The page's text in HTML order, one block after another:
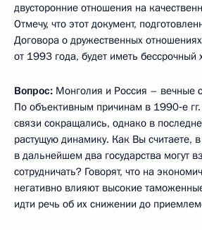
двусторонние отношения на
Отмечу, что этот документ,
Договора о дружественных
от 1993 года, будет иметь бессрочный
Вопрос: Монголия и Россия – вечные
По объективным причинам в 1990‑е
связи сокращались, однако в
растущую динамику. Как Вы считаете,
в дальнейшем два государства могут
сотрудничать? Говорят, что на
негативно влияют высокие
идти речь об их снижении до